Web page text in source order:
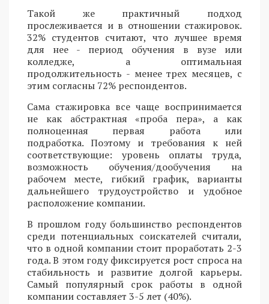
Такой же практичный подход
прослеживается и в отношении стажировок.
32% студентов считают, что лучшее время
для нее - период обучения в вузе или
колледже, а оптимальная
продолжительность - менее трех месяцев, с
этим согласны 72% респондентов.
Сама стажировка все чаще воспринимается
не как абстрактная «проба пера», а как
полноценная первая работа или
подработка. Поэтому и требования к ней
соответствующие: уровень оплаты труда,
возможность обучения/дообучения на
рабочем месте, гибкий график, варианты
дальнейшего трудоустройство и удобное
расположение компании.
В прошлом году большинство респондентов
среди потенциальных соискателей считали,
что в одной компании стоит проработать 2-3
года. В этом году фиксируется рост спроса на
стабильность и развитие долгой карьеры.
Самый популярный срок работы в одной
компании составляет 3-5 лет (40%).